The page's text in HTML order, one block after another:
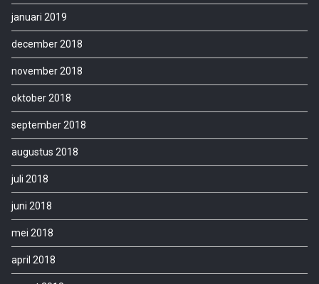
januari 2019
december 2018
november 2018
oktober 2018
september 2018
augustus 2018
juli 2018
juni 2018
mei 2018
april 2018